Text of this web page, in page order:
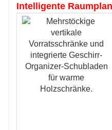
Intelligente